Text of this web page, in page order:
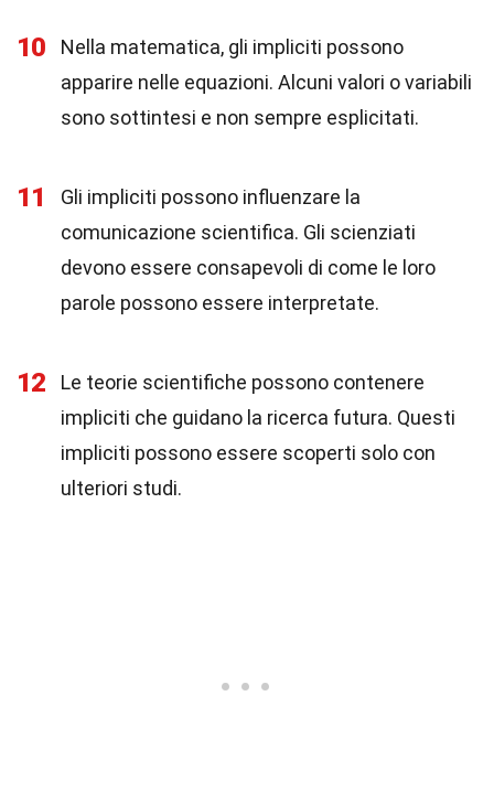
10
Nella matematica, gli impliciti possono
apparire nelle equazioni. Alcuni valori o variabili
sono sottintesi e non sempre esplicitati.
11
Gli impliciti possono influenzare la
comunicazione scientifica. Gli scienziati
devono essere consapevoli di come le loro
parole possono essere interpretate.
12
Le teorie scientifiche possono contenere
impliciti che guidano la ricerca futura. Questi
impliciti possono essere scoperti solo con
ulteriori studi.